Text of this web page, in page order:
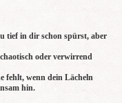
tief in dir schon spürst, aber
oder verwirrend
fehlt, wenn dein Lächeln
hin.